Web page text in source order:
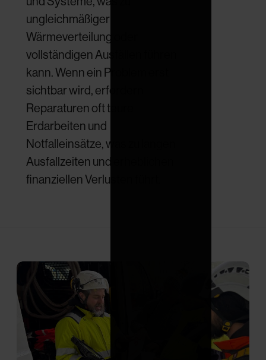
ungleichmäßiger
Wärmeverteilung oder
vollständigen Ausfällen führen
kann. Wenn ein Problem erst
sichtbar wird, erfordern
Reparaturen oft teure
Erdarbeiten und
Notfalleinsätze, was zu langen
Ausfallzeiten und erheblichen
finanziellen Verlusten führt.